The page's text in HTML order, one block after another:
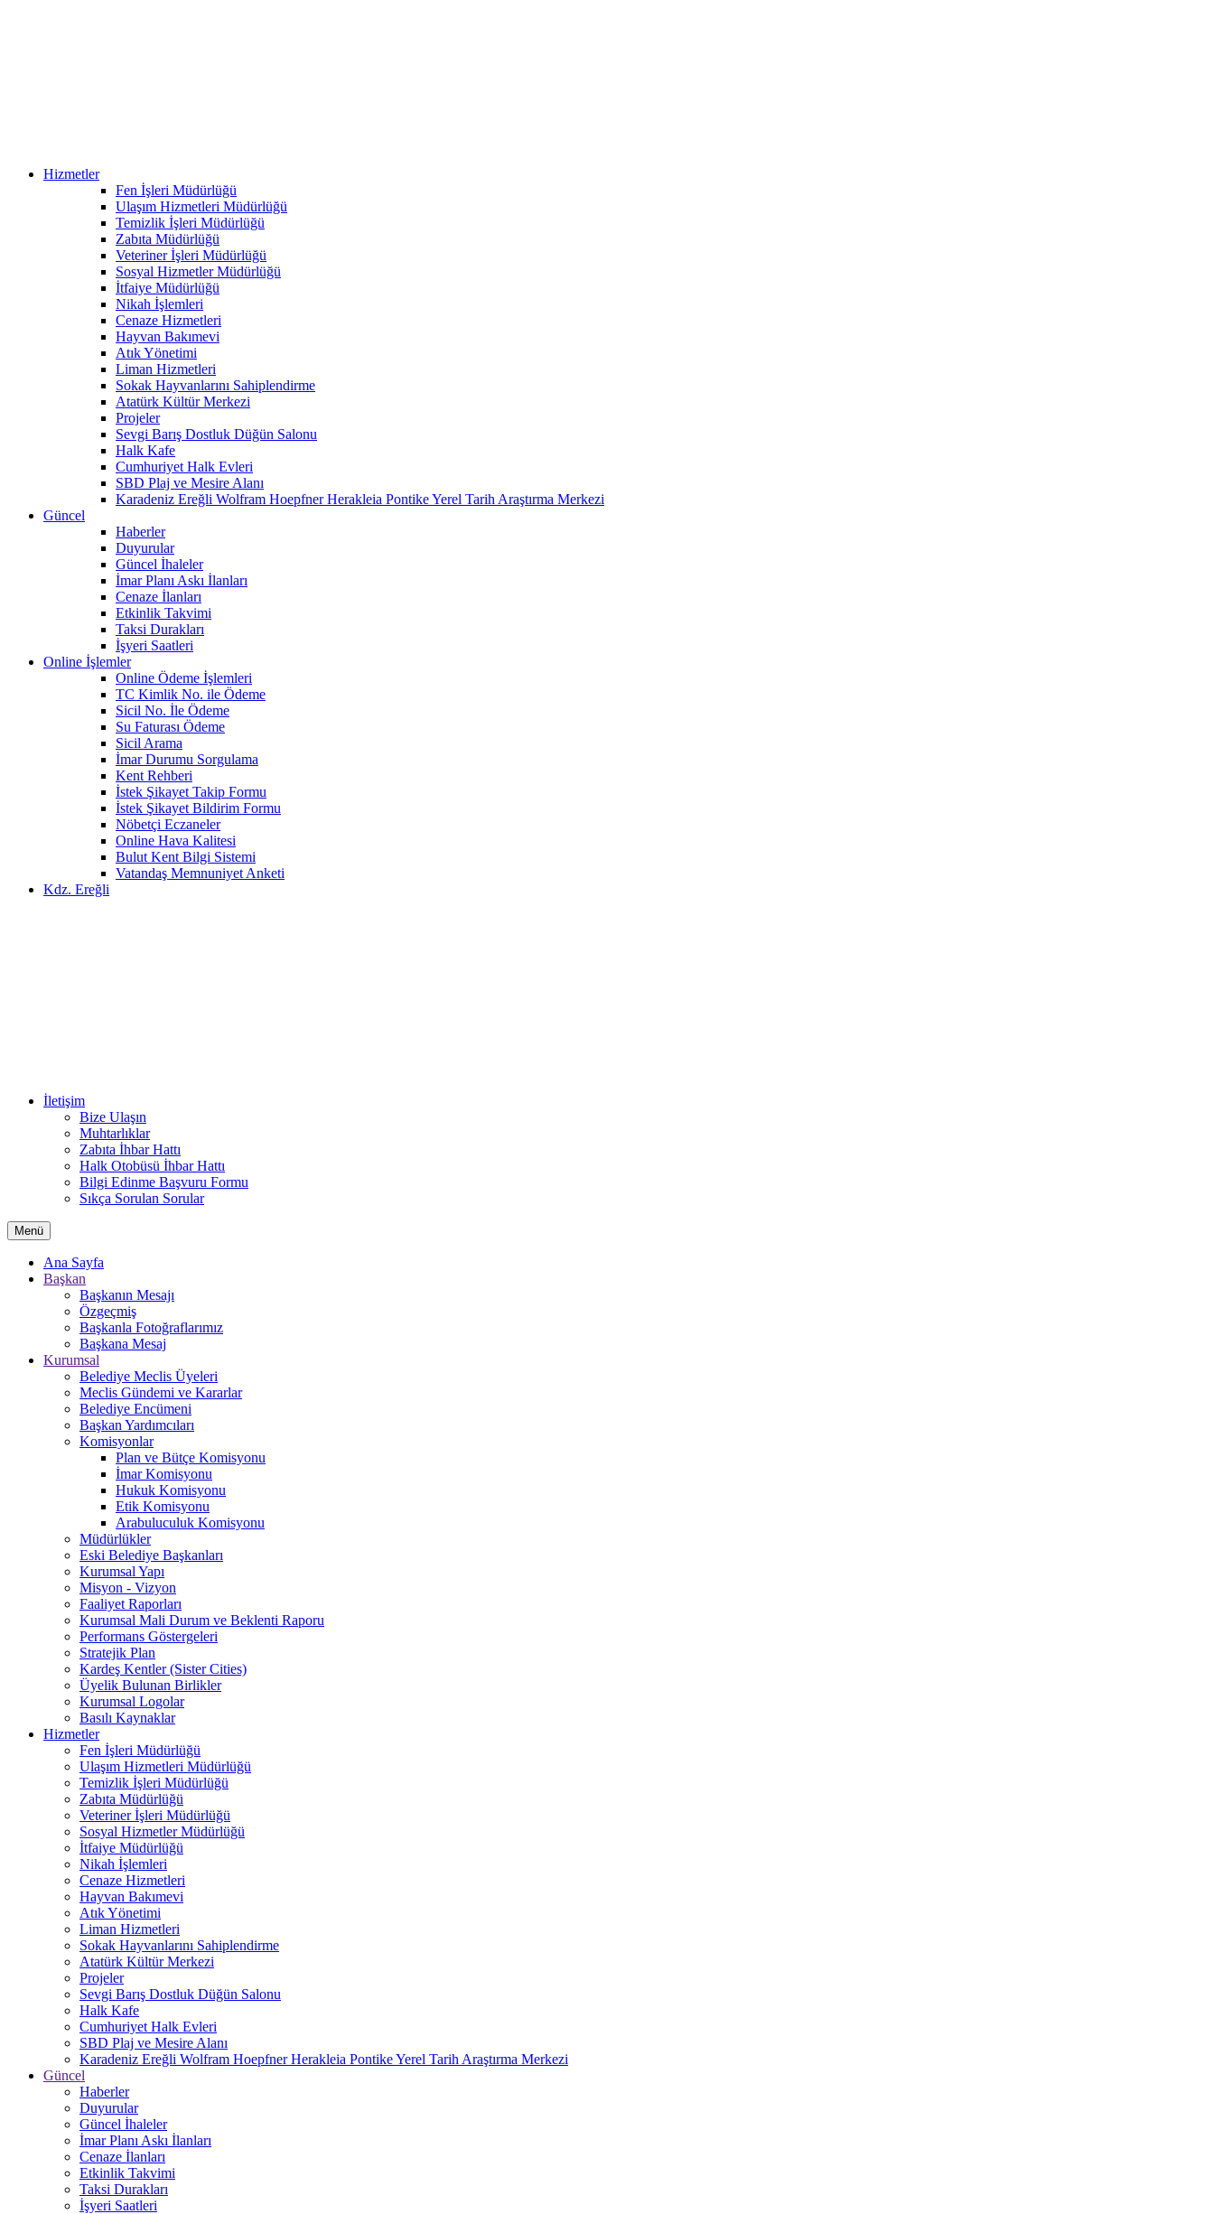
Hizmetler
Fen İşleri Müdürlüğü
Ulaşım Hizmetleri Müdürlüğü
Temizlik İşleri Müdürlüğü
Zabıta Müdürlüğü
Veteriner İşleri Müdürlüğü
Sosyal Hizmetler Müdürlüğü
İtfaiye Müdürlüğü
Nikah İşlemleri
Cenaze Hizmetleri
Hayvan Bakımevi
Atık Yönetimi
Liman Hizmetleri
Sokak Hayvanlarını Sahiplendirme
Atatürk Kültür Merkezi
Projeler
Sevgi Barış Dostluk Düğün Salonu
Halk Kafe
Cumhuriyet Halk Evleri
SBD Plaj ve Mesire Alanı
Karadeniz Ereğli Wolfram Hoepfner Herakleia Pontike Yerel Tarih Araştırma Merkezi
Güncel
Haberler
Duyurular
Güncel İhaleler
İmar Planı Askı İlanları
Cenaze İlanları
Etkinlik Takvimi
Taksi Durakları
İşyeri Saatleri
Online İşlemler
Online Ödeme İşlemleri
TC Kimlik No. ile Ödeme
Sicil No. İle Ödeme
Su Faturası Ödeme
Sicil Arama
İmar Durumu Sorgulama
Kent Rehberi
İstek Şikayet Takip Formu
İstek Şikayet Bildirim Formu
Nöbetçi Eczaneler
Online Hava Kalitesi
Bulut Kent Bilgi Sistemi
Vatandaş Memnuniyet Anketi
Kdz. Ereğli
İletişim
Bize Ulaşın
Muhtarlıklar
Zabıta İhbar Hattı
Halk Otobüsü İhbar Hattı
Bilgi Edinme Başvuru Formu
Sıkça Sorulan Sorular
Menü
Ana Sayfa
Başkan
Başkanın Mesajı
Özgeçmiş
Başkanla Fotoğraflarımız
Başkana Mesaj
Kurumsal
Belediye Meclis Üyeleri
Meclis Gündemi ve Kararlar
Belediye Encümeni
Başkan Yardımcıları
Komisyonlar
Plan ve Bütçe Komisyonu
İmar Komisyonu
Hukuk Komisyonu
Etik Komisyonu
Arabuluculuk Komisyonu
Müdürlükler
Eski Belediye Başkanları
Kurumsal Yapı
Misyon - Vizyon
Faaliyet Raporları
Kurumsal Mali Durum ve Beklenti Raporu
Performans Göstergeleri
Stratejik Plan
Kardeş Kentler (Sister Cities)
Üyelik Bulunan Birlikler
Kurumsal Logolar
Basılı Kaynaklar
Hizmetler
Fen İşleri Müdürlüğü
Ulaşım Hizmetleri Müdürlüğü
Temizlik İşleri Müdürlüğü
Zabıta Müdürlüğü
Veteriner İşleri Müdürlüğü
Sosyal Hizmetler Müdürlüğü
İtfaiye Müdürlüğü
Nikah İşlemleri
Cenaze Hizmetleri
Hayvan Bakımevi
Atık Yönetimi
Liman Hizmetleri
Sokak Hayvanlarını Sahiplendirme
Atatürk Kültür Merkezi
Projeler
Sevgi Barış Dostluk Düğün Salonu
Halk Kafe
Cumhuriyet Halk Evleri
SBD Plaj ve Mesire Alanı
Karadeniz Ereğli Wolfram Hoepfner Herakleia Pontike Yerel Tarih Araştırma Merkezi
Güncel
Haberler
Duyurular
Güncel İhaleler
İmar Planı Askı İlanları
Cenaze İlanları
Etkinlik Takvimi
Taksi Durakları
İşyeri Saatleri